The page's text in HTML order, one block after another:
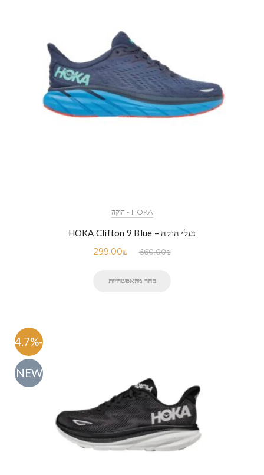
HOKA - הוקה
נעלי הוקה – HOKA Clifton 9 Blue
660.00₪
299.00₪
בחר מהאפשרויות
-54.7%
NEW